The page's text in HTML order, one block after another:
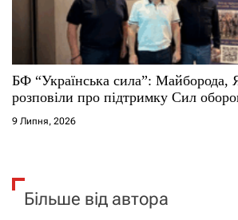
БФ “Українська сила”: Майборода,
розповіли про підтримку Сил
9 Липня, 2026
Більше від автора